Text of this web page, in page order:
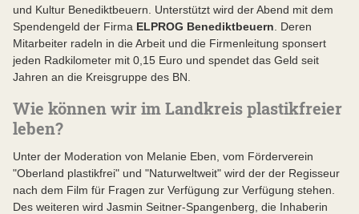
und Kultur Benediktbeuern. Unterstützt wird der Abend mit dem
Spendengeld der Firma ELPROG Benediktbeuern . Deren
Mitarbeiter radeln in die Arbeit und die Firmenleitung sponsert
jeden Radkilometer mit 0,15 Euro und spendet das Geld seit
Jahren an die Kreisgruppe des BN.
Wie können wir im Landkreis plastikfreier
leben?
Unter der Moderation von Melanie Eben, vom Förderverein
"Oberland plastikfrei" und "Naturweltweit" wird der der Regisseur
nach dem Film für Fragen zur Verfügung zur Verfügung stehen.
Des weiteren wird Jasmin Seitner-Spangenberg, die Inhaberin